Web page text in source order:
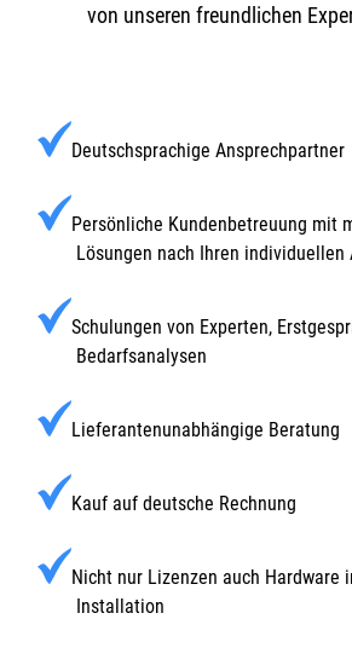
von unseren freundlichen
Deutschsprachige Ansprechpartner
Persönliche Kundenbetreuung mit
Lösungen nach Ihren individuellen
Schulungen von Experten,
Bedarfsanalysen
Lieferantenunabhängige Beratung
Kauf auf deutsche Rechnung
Nicht nur Lizenzen auch Hardware
Installation